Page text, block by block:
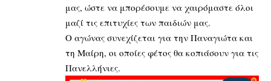
μας, ώστε να μπορέσουμε να χαιρόμαστε όλοι
μαζί τις επιτυχίες των παιδιών μας.
Ο αγώνας συνεχίζεται για την Παναγιώτα και
τη Μαίρη, οι οποίες φέτος θα κοπιάσουν για τις
Πανελλήνιες.